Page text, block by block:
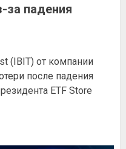
за падения
(IBIT) от компании
после падения
ETF Store